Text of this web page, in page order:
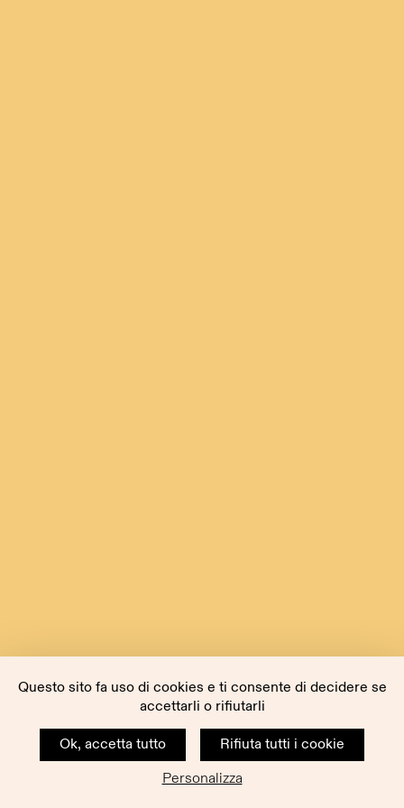
Questo sito fa uso di cookies e ti consente di decidere se
accettarli o rifiutarli
Ok, accetta tutto
Rifiuta tutti i cookie
Personalizza